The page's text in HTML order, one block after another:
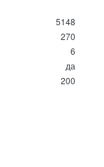
5148
270
6
да
200